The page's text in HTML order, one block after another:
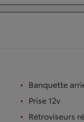
Banquette
Prise 12v
Rétroviseurs